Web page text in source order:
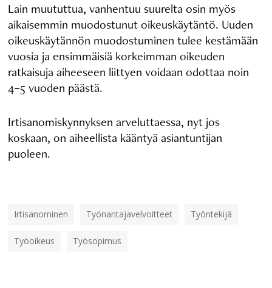
Lain muututtua, vanhentuu suurelta osin myös
aikaisemmin muodostunut oikeuskäytäntö. Uuden
oikeuskäytännön muodostuminen tulee kestämään
vuosia ja ensimmäisiä korkeimman oikeuden
ratkaisuja aiheeseen liittyen voidaan odottaa noin
4–5 vuoden päästä.
Irtisanomiskynnyksen arveluttaessa, nyt jos
koskaan, on aiheellista kääntyä asiantuntijan
puoleen.
Irtisanominen Työnantajavelvoitteet Työntekijä
Työoikeus Työsopimus